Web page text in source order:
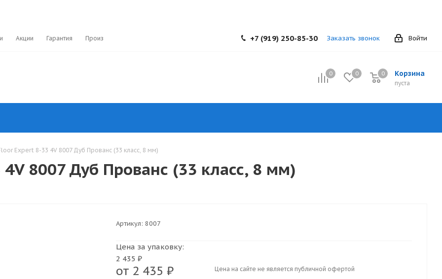
Акции Гарантия Производители Войти
+7 (919) 250-85-30 Заказать звонок
0 0 Корзина
0
пуста
0
Expert 8-33 4V 8007 Дуб Прованс (33 класс, 8 мм)
8007 Дуб Прованс (33 класс, 8 мм)
Артикул: 8007
Цена за упаковку:
2 435 ₽
от 2 435 ₽ Цена на сайте не является публичной офертой